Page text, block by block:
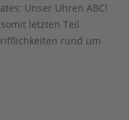
Unser Uhren ABC!
letzten Teil
rund um